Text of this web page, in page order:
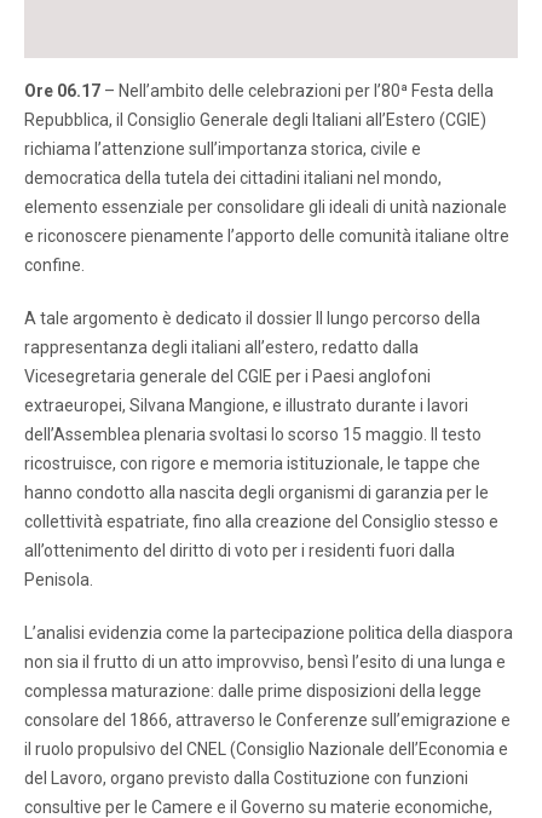
Ore 06.17 – Nell’ambito delle celebrazioni per l’80ª Festa della
Repubblica, il Consiglio Generale degli Italiani all’Estero (CGIE)
richiama l’attenzione sull’importanza storica, civile e
democratica della tutela dei cittadini italiani nel mondo,
elemento essenziale per consolidare gli ideali di unità nazionale
e riconoscere pienamente l’apporto delle comunità italiane oltre
confine.
A tale argomento è dedicato il dossier Il lungo percorso della
rappresentanza degli italiani all’estero, redatto dalla
Vicesegretaria generale del CGIE per i Paesi anglofoni
extraeuropei, Silvana Mangione, e illustrato durante i lavori
dell’Assemblea plenaria svoltasi lo scorso 15 maggio. Il testo
ricostruisce, con rigore e memoria istituzionale, le tappe che
hanno condotto alla nascita degli organismi di garanzia per le
collettività espatriate, fino alla creazione del Consiglio stesso e
all’ottenimento del diritto di voto per i residenti fuori dalla
Penisola.
L’analisi evidenzia come la partecipazione politica della diaspora
non sia il frutto di un atto improvviso, bensì l’esito di una lunga e
complessa maturazione: dalle prime disposizioni della legge
consolare del 1866, attraverso le Conferenze sull’emigrazione e
il ruolo propulsivo del CNEL (Consiglio Nazionale dell’Economia e
del Lavoro, organo previsto dalla Costituzione con funzioni
consultive per le Camere e il Governo su materie economiche,